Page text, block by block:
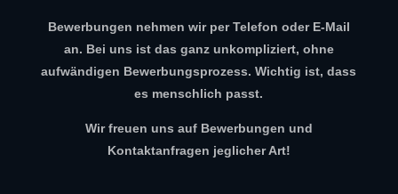
Bewerbungen nehmen wir per Telefon oder E-Mail
an. Bei uns ist das ganz unkompliziert, ohne
aufwändigen Bewerbungsprozess. Wichtig ist, dass
es menschlich passt.
Wir freuen uns auf Bewerbungen und
Kontaktanfragen jeglicher Art!